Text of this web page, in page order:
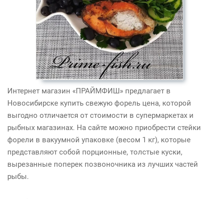
Интернет магазин «ПРАЙМФИШ» предлагает в
Новосибирске купить свежую форель цена, которой
выгодно отличается от стоимости в супермаркетах и
рыбных магазинах. На сайте можно приобрести стейки
форели в вакуумной упаковке (весом 1 кг), которые
представляют собой порционные, толстые куски,
вырезанные поперек позвоночника из лучших частей
рыбы.